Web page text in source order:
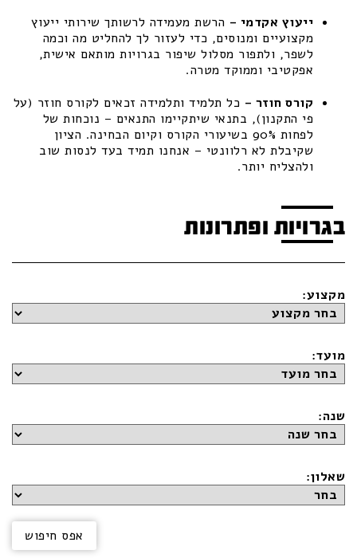
ייעוץ אקדמי – הרשת מעמידה לרשותך שירותי ייעוץ
מקצועיים ומנוסים, כדי לעזור לך להחליט מה וכמה
לשפר, ולתפור מסלול שיפור בגרויות מותאם אישית,
אפקטיבי וממוקד מטרה.
קורס חוזר – כל תלמיד ותלמידה זכאים לקורס חוזר (על
פי התקנון), בתנאי שיתקיימו התנאים – נוכחות של
לפחות 90% בשיעורי הקורס וקיום הבחינה. הציון
שקיבלת לא רלוונטי – אנחנו תמיד בעד לנסות שוב
ולהצליח יותר.
בגרויות ופתרונות
מקצוע:
מועד:
שנה:
שאלון: